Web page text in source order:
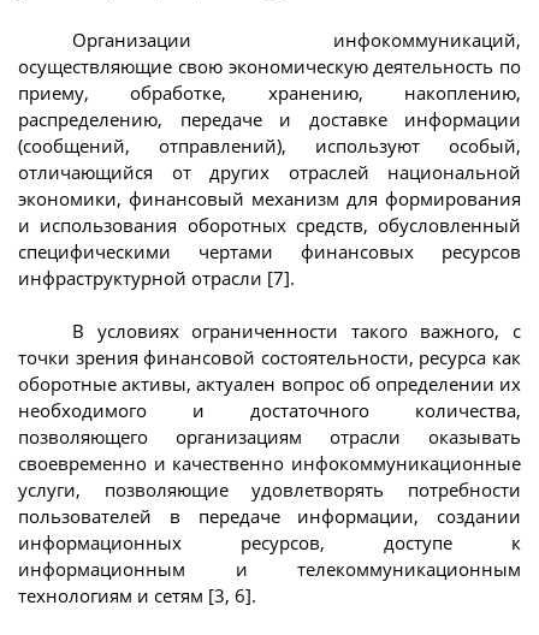
Организации инфокоммуникаций,
осуществляющие свою экономическую деятельность по
приему, обработке, хранению, накоплению,
распределению, передаче и доставке информации
(сообщений, отправлений), используют особый,
отличающийся от других отраслей национальной
экономики, финансовый механизм для формирования
и использования оборотных средств, обусловленный
специфическими чертами финансовых ресурсов
инфраструктурной отрасли [7].
В условиях ограниченности такого важного, с
точки зрения финансовой состоятельности, ресурса как
оборотные активы, актуален вопрос об определении их
необходимого и достаточного количества,
позволяющего организациям отрасли оказывать
своевременно и качественно инфокоммуникационные
услуги, позволяющие удовлетворять потребности
пользователей в передаче информации, создании
информационных ресурсов, доступе к
информационным и телекоммуникационным
технологиям и сетям [3, 6].